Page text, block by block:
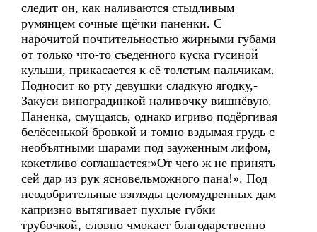
следит он, как наливаются стыдливым
румянцем сочные щёчки паненки. С
нарочитой почтительностью жирными губами
от только что-то съеденного куска гусиной
кульши, прикасается к её толстым пальчикам.
Подносит ко рту девушки сладкую ягодку,-
Закуси виноградинкой наливочку вишнёвую.
Паненка, смущаясь, однако игриво подёргивая
белёсенькой бровкой и томно вздымая грудь с
необъятными шарами под зауженным лифом,
кокетливо соглашается:»От чего ж не принять
сей дар из рук ясновельможного пана!». Под
неодобрительные взгляды целомудренных дам
капризно вытягивает пухлые губки
трубочкой, словно чмокает благодарственно